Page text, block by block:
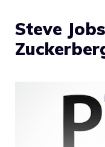
Steve